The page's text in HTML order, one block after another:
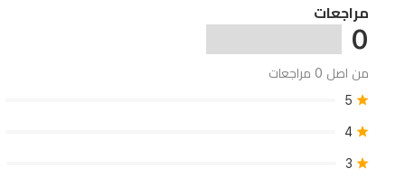
مراجعات
0
من اصل 0 مراجعات
5
4
3